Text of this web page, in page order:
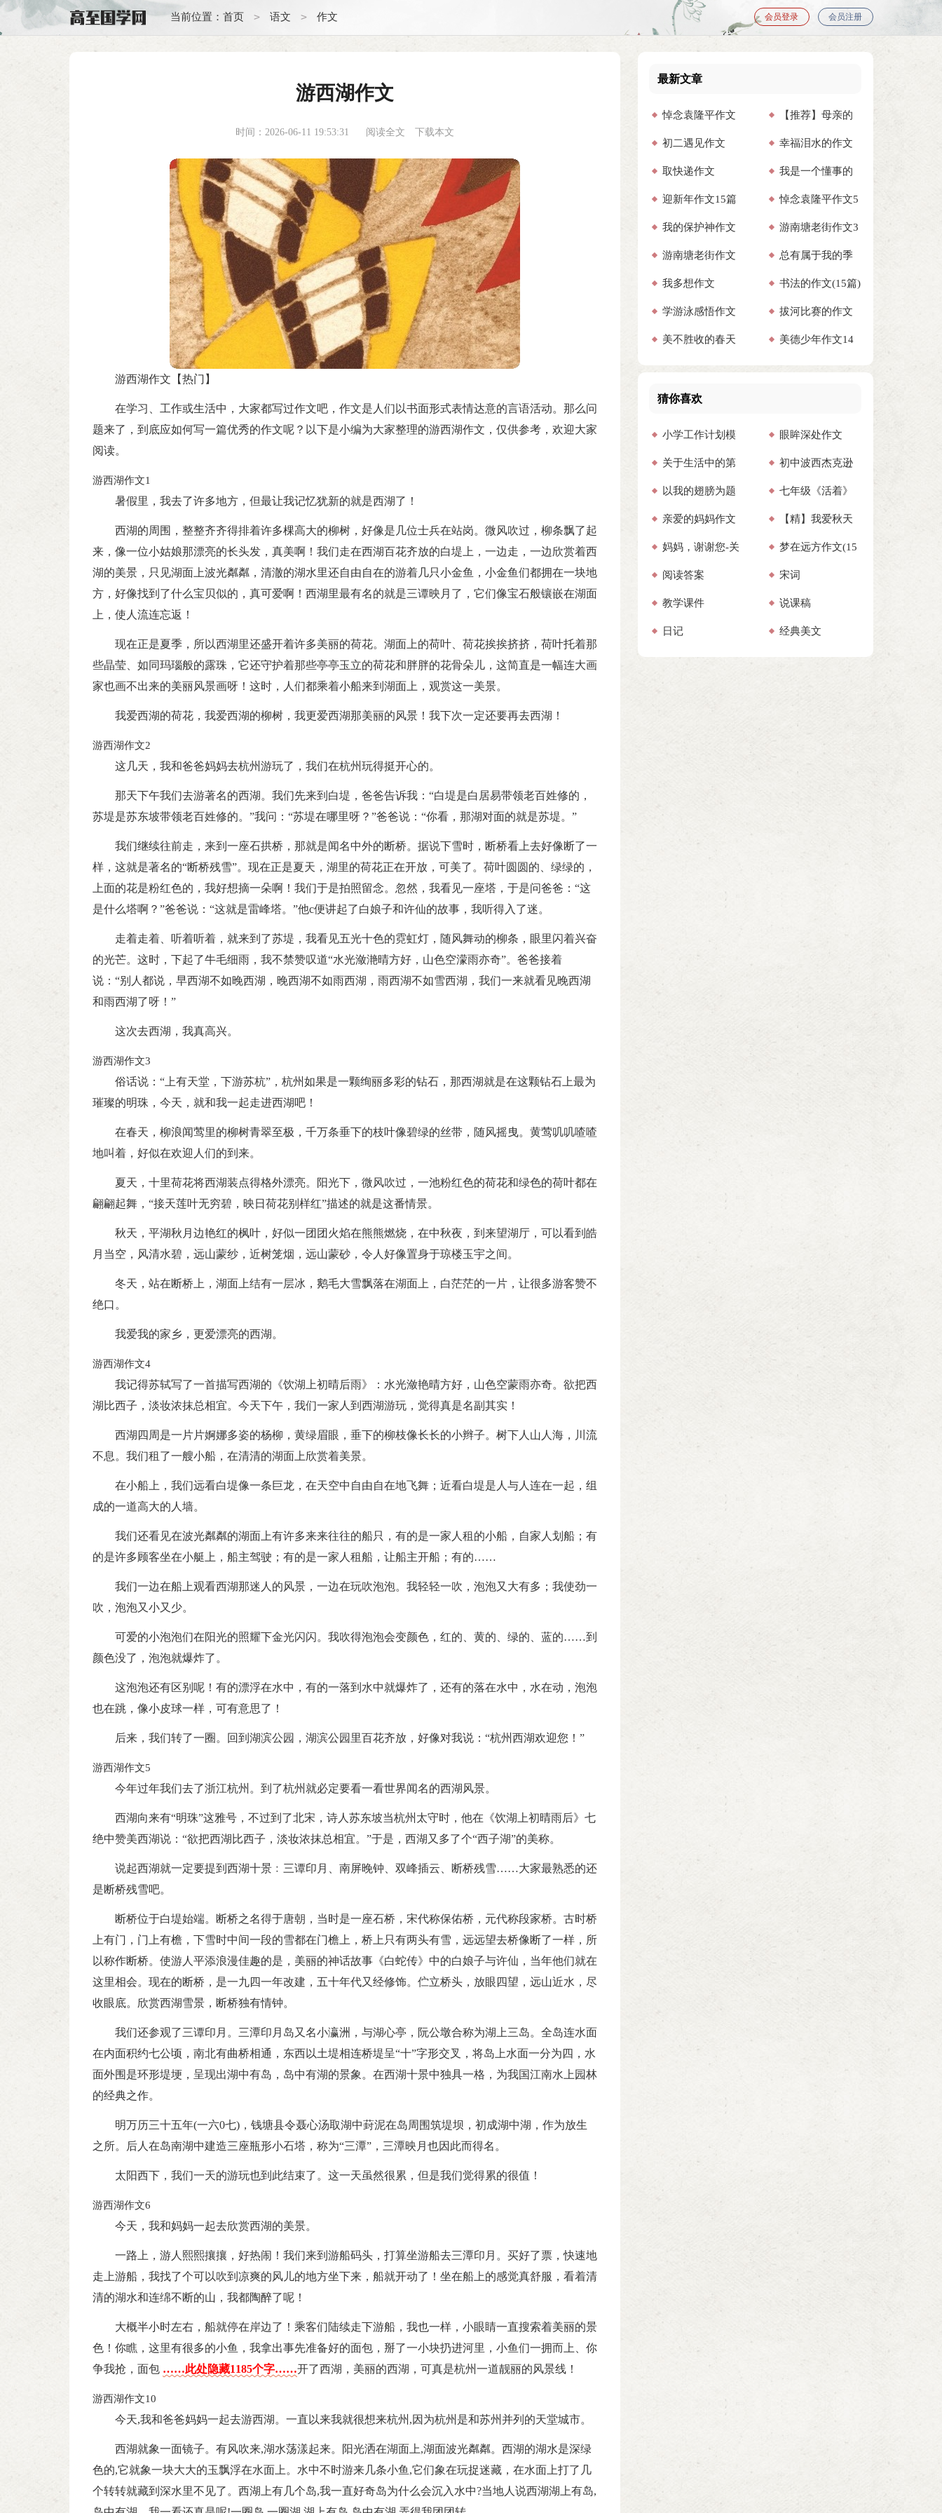
当前位置： 首页 > 语文 > 作文 会员登录 会员注册
游西湖作文
时间：2026-06-11 19:53:31 阅读全文 下载本文
游西湖作文【热门】
在学习、工作或生活中，大家都写过作文吧，作文是人们以书面形式表情达意的言语活动。那么问
题来了，到底应如何写一篇优秀的作文呢？以下是小编为大家整理的游西湖作文，仅供参考，欢迎大家
阅读。
游西湖作文1
暑假里，我去了许多地方，但最让我记忆犹新的就是西湖了！
西湖的周围，整整齐齐得排着许多棵高大的柳树，好像是几位士兵在站岗。微风吹过，柳条飘了起
来，像一位小姑娘那漂亮的长头发，真美啊！我们走在西湖百花齐放的白堤上，一边走，一边欣赏着西
湖的美景，只见湖面上波光粼粼，清澈的湖水里还自由自在的游着几只小金鱼，小金鱼们都拥在一块地
方，好像找到了什么宝贝似的，真可爱啊！西湖里最有名的就是三谭映月了，它们像宝石般镶嵌在湖面
上，使人流连忘返！
现在正是夏季，所以西湖里还盛开着许多美丽的荷花。湖面上的荷叶、荷花挨挨挤挤，荷叶托着那
些晶莹、如同玛瑙般的露珠，它还守护着那些亭亭玉立的荷花和胖胖的花骨朵儿，这简直是一幅连大画
家也画不出来的美丽风景画呀！这时，人们都乘着小船来到湖面上，观赏这一美景。
我爱西湖的荷花，我爱西湖的柳树，我更爱西湖那美丽的风景！我下次一定还要再去西湖！
游西湖作文2
这几天，我和爸爸妈妈去杭州游玩了，我们在杭州玩得挺开心的。
那天下午我们去游著名的西湖。我们先来到白堤，爸爸告诉我：“白堤是白居易带领老百姓修的，
苏堤是苏东坡带领老百姓修的。”我问：“苏堤在哪里呀？”爸爸说：“你看，那湖对面的就是苏堤。”
我们继续往前走，来到一座石拱桥，那就是闻名中外的断桥。据说下雪时，断桥看上去好像断了一
样，这就是著名的“断桥残雪”。现在正是夏天，湖里的荷花正在开放，可美了。荷叶圆圆的、绿绿的，
上面的花是粉红色的，我好想摘一朵啊！我们于是拍照留念。忽然，我看见一座塔，于是问爸爸：“这
是什么塔啊？”爸爸说：“这就是雷峰塔。”他c便讲起了白娘子和许仙的故事，我听得入了迷。
走着走着、听着听着，就来到了苏堤，我看见五光十色的霓虹灯，随风舞动的柳条，眼里闪着兴奋
的光芒。这时，下起了牛毛细雨，我不禁赞叹道“水光潋滟晴方好，山色空濛雨亦奇”。爸爸接着
说：“别人都说，早西湖不如晚西湖，晚西湖不如雨西湖，雨西湖不如雪西湖，我们一来就看见晚西湖
和雨西湖了呀！”
这次去西湖，我真高兴。
游西湖作文3
俗话说：“上有天堂，下游苏杭”，杭州如果是一颗绚丽多彩的钻石，那西湖就是在这颗钻石上最为
璀璨的明珠，今天，就和我一起走进西湖吧！
在春天，柳浪闻莺里的柳树青翠至极，千万条垂下的枝叶像碧绿的丝带，随风摇曳。黄莺叽叽喳喳
地叫着，好似在欢迎人们的到来。
夏天，十里荷花将西湖装点得格外漂亮。阳光下，微风吹过，一池粉红色的荷花和绿色的荷叶都在
翩翩起舞，“接天莲叶无穷碧，映日荷花别样红”描述的就是这番情景。
秋天，平湖秋月边艳红的枫叶，好似一团团火焰在熊熊燃烧，在中秋夜，到来望湖厅，可以看到皓
月当空，风清水碧，远山蒙纱，近树笼烟，远山蒙砂，令人好像置身于琼楼玉宇之间。
冬天，站在断桥上，湖面上结有一层冰，鹅毛大雪飘落在湖面上，白茫茫的一片，让很多游客赞不
绝口。
我爱我的家乡，更爱漂亮的西湖。
游西湖作文4
我记得苏轼写了一首描写西湖的《饮湖上初晴后雨》：水光潋艳晴方好，山色空蒙雨亦奇。欲把西
湖比西子，淡妆浓抹总相宜。今天下午，我们一家人到西湖游玩，觉得真是名副其实！
西湖四周是一片片婀娜多姿的杨柳，黄绿眉眼，垂下的柳枝像长长的小辫子。树下人山人海，川流
不息。我们租了一艘小船，在清清的湖面上欣赏着美景。
在小船上，我们远看白堤像一条巨龙，在天空中自由自在地飞舞；近看白堤是人与人连在一起，组
成的一道高大的人墙。
我们还看见在波光粼粼的湖面上有许多来来往往的船只，有的是一家人租的小船，自家人划船；有
的是许多顾客坐在小艇上，船主驾驶；有的是一家人租船，让船主开船；有的……
我们一边在船上观看西湖那迷人的风景，一边在玩吹泡泡。我轻轻一吹，泡泡又大有多；我使劲一
吹，泡泡又小又少。
可爱的小泡泡们在阳光的照耀下金光闪闪。我吹得泡泡会变颜色，红的、黄的、绿的、蓝的……到
颜色没了，泡泡就爆炸了。
这泡泡还有区别呢！有的漂浮在水中，有的一落到水中就爆炸了，还有的落在水中，水在动，泡泡
也在跳，像小皮球一样，可有意思了！
后来，我们转了一圈。回到湖滨公园，湖滨公园里百花齐放，好像对我说：“杭州西湖欢迎您！”
游西湖作文5
今年过年我们去了浙江杭州。到了杭州就必定要看一看世界闻名的西湖风景。
西湖向来有“明珠”这雅号，不过到了北宋，诗人苏东坡当杭州太守时，他在《饮湖上初晴雨后》七
绝中赞美西湖说：“欲把西湖比西子，淡妆浓抹总相宜。”于是，西湖又多了个“西子湖”的美称。
说起西湖就一定要提到西湖十景﹕三谭印月、南屏晚钟、双峰插云、断桥残雪……大家最熟悉的还
是断桥残雪吧。
断桥位于白堤始端。断桥之名得于唐朝，当时是一座石桥，宋代称保佑桥，元代称段家桥。古时桥
上有门，门上有檐，下雪时中间一段的雪都在门檐上，桥上只有两头有雪，远远望去桥像断了一样，所
以称作断桥。使游人平添浪漫佳趣的是，美丽的神话故事《白蛇传》中的白娘子与许仙，当年他们就在
这里相会。现在的断桥，是一九四一年改建，五十年代又经修饰。伫立桥头，放眼四望，远山近水，尽
收眼底。欣赏西湖雪景，断桥独有情钟。
我们还参观了三谭印月。三潭印月岛又名小瀛洲，与湖心亭，阮公墩合称为湖上三岛。全岛连水面
在内面积约七公顷，南北有曲桥相通，东西以土堤相连桥堤呈“十”字形交叉，将岛上水面一分为四，水
面外围是环形堤埂，呈现出湖中有岛，岛中有湖的景象。在西湖十景中独具一格，为我国江南水上园林
的经典之作。
明万历三十五年(一六0七)，钱塘县令聂心汤取湖中葑泥在岛周围筑堤坝，初成湖中湖，作为放生
之所。后人在岛南湖中建造三座瓶形小石塔，称为“三潭”，三潭映月也因此而得名。
太阳西下，我们一天的游玩也到此结束了。这一天虽然很累，但是我们觉得累的很值！
游西湖作文6
今天，我和妈妈一起去欣赏西湖的美景。
一路上，游人熙熙攘攘，好热闹！我们来到游船码头，打算坐游船去三潭印月。买好了票，快速地
走上游船，我找了个可以吹到凉爽的风儿的地方坐下来，船就开动了！坐在船上的感觉真舒服，看着清
清的湖水和连绵不断的山，我都陶醉了呢！
大概半小时左右，船就停在岸边了！乘客们陆续走下游船，我也一样，小眼睛一直搜索着美丽的景
色！你瞧，这里有很多的小鱼，我拿出事先准备好的面包，掰了一小块扔进河里，小鱼们一拥而上、你
争我抢，面包 ……此处隐藏1185个字……开了西湖，美丽的西湖，可真是杭州一道靓丽的风景线！
游西湖作文10
今天,我和爸爸妈妈一起去游西湖。一直以来我就很想来杭州,因为杭州是和苏州并列的天堂城市。
西湖就象一面镜子。有风吹来,湖水荡漾起来。阳光洒在湖面上,湖面波光粼粼。西湖的湖水是深绿
色的,它就象一块大大的玉飘浮在水面上。水中不时游来几条小鱼,它们象在玩捉迷藏，在水面上打了几
个转转就藏到深水里不见了。西湖上有几个岛,我一直好奇岛为什么会沉入水中?当地人说西湖湖上有岛,
最新文章
悼念袁隆平作文 【推荐】母亲的
爱作文
初二遇见作文 幸福泪水的作文
取快递作文 我是一个懂事的
孩子作文通用12篇
迎新年作文15篇 悼念袁隆平作文5
篇
我的保护神作文
（精选3篇）
游南塘老街作文3
篇
游南塘老街作文
（精选32篇）
总有属于我的季
节初二作文600字
我多想作文 书法的作文(15篇)
学游泳感悟作文 拔河比赛的作文
15篇
美不胜收的春天
作文
美德少年作文14
篇
猜你喜欢
小学工作计划模
板汇编三篇
眼眸深处作文
（精选26篇）
关于生活中的第
一次日记
初中波西杰克逊
读后感
以我的翅膀为题
的作文（精选3篇）
七年级《活着》
读后感600字范文
亲爱的妈妈作文
800字（通用39篇）
【精】我爱秋天
作文
妈妈，谢谢您-关
于妈妈作文600字
梦在远方作文(15
篇)
阅读答案 宋词
教学课件 说课稿
日记 经典美文